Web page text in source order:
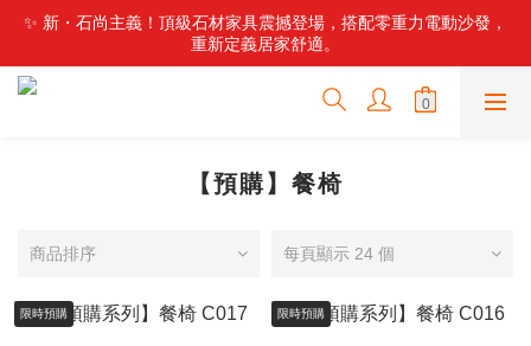
✨ 新・石尚主義！頂級石材家具震撼登場，搭配零重力電動沙發，
重新定義居家舒適。
✨ 新・石尚主義！頂級石材家具震撼登場，搭配零重力電動沙發，
重新定義居家舒適。
🤫 內行人才知道的寶藏地！部落客激推：東海隱藏版高品質家具
工廠，設計師款直接帶回家！
應，直營價輕鬆換新家！
重新定義居家舒適。
【預購】餐椅
商品排序 每頁顯示 24 個
限時預購 限時預購